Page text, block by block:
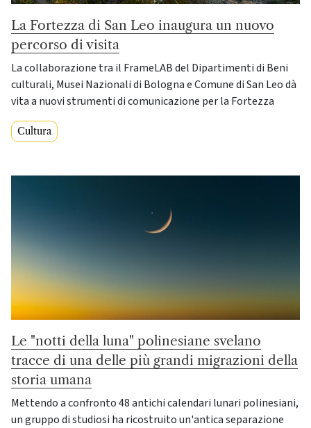
La Fortezza di San Leo inaugura un nuovo
percorso di visita
La collaborazione tra il FrameLAB del Dipartimenti di Beni
culturali, Musei Nazionali di Bologna e Comune di San Leo dà
vita a nuovi strumenti di comunicazione per la Fortezza
Cultura
Le "notti della luna" polinesiane svelano
tracce di una delle più grandi migrazioni della
storia umana
Mettendo a confronto 48 antichi calendari lunari polinesiani,
un gruppo di studiosi ha ricostruito un'antica separazione